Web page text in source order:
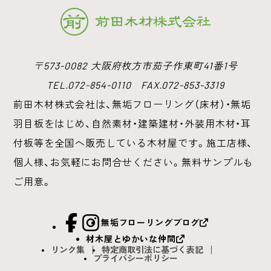
〒573-0082 大阪府枚方市茄子作東町41番1号
TEL.072-854-0110 FAX.072-853-3319
前田木材株式会社は、無垢フローリング（床材）・無垢
羽目板をはじめ、 自然素材・建築建材・外装用木材・耳
付板等を全国へ販売している木材屋です。 施工店様、
個人様、お気軽にお問合せください。無料サンプルも
ご用意。
facebook
Instagram
無垢フローリングブログ
材木屋とゆかいな仲間
リンク集
特定商取引法に基づく表記
プライバシーポリシー